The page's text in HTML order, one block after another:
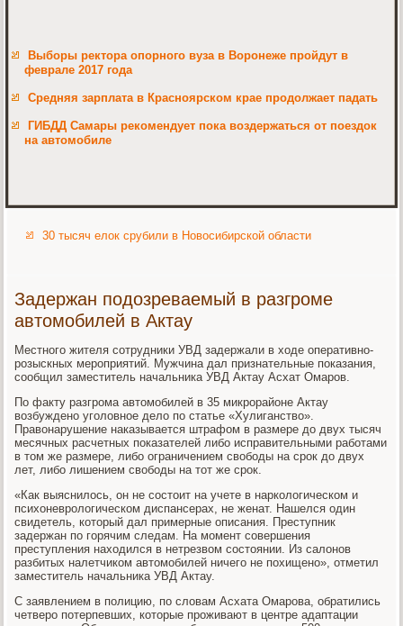
Выборы ректора опорного вуза в Воронеже пройдут в
феврале 2017 года
Средняя зарплата в Красноярском крае продолжает падать
ГИБДД Самары рекомендует пока воздержаться от поездок
на автомобиле
30 тысяч елок срубили в Новосибирской области
Задержан подозреваемый в разгроме
автомобилей в Актау
Местного жителя сотрудники УВД задержали в ходе оперативно-
розыскных мероприятий. Мужчина дал признательные показания,
сообщил заместитель начальника УВД Актау Асхат Омаров.
По факту разгрома автомобилей в 35 микрорайоне Актау
возбуждено уголовное дело по статье «Хулиганство».
Правонарушение наказывается штрафом в размере до двух тысяч
месячных расчетных показателей либо исправительными работами
в том же размере, либо ограничением свободы на срок до двух
лет, либо лишением свободы на тот же срок.
«Как выяснилось, он не состоит на учете в наркологическом и
психоневрологическом диспансерах, не женат. Нашелся один
свидетель, который дал примерные описания. Преступник
задержан по горячим следам. На момент совершения
преступления находился в нетрезвом состоянии. Из салонов
разбитых налетчиком автомобилей ничего не похищено», отметил
заместитель начальника УВД Актау.
С заявлением в полицию, по словам Асхата Омарова, обратились
четверо потерпевших, которые проживают в центре адаптации